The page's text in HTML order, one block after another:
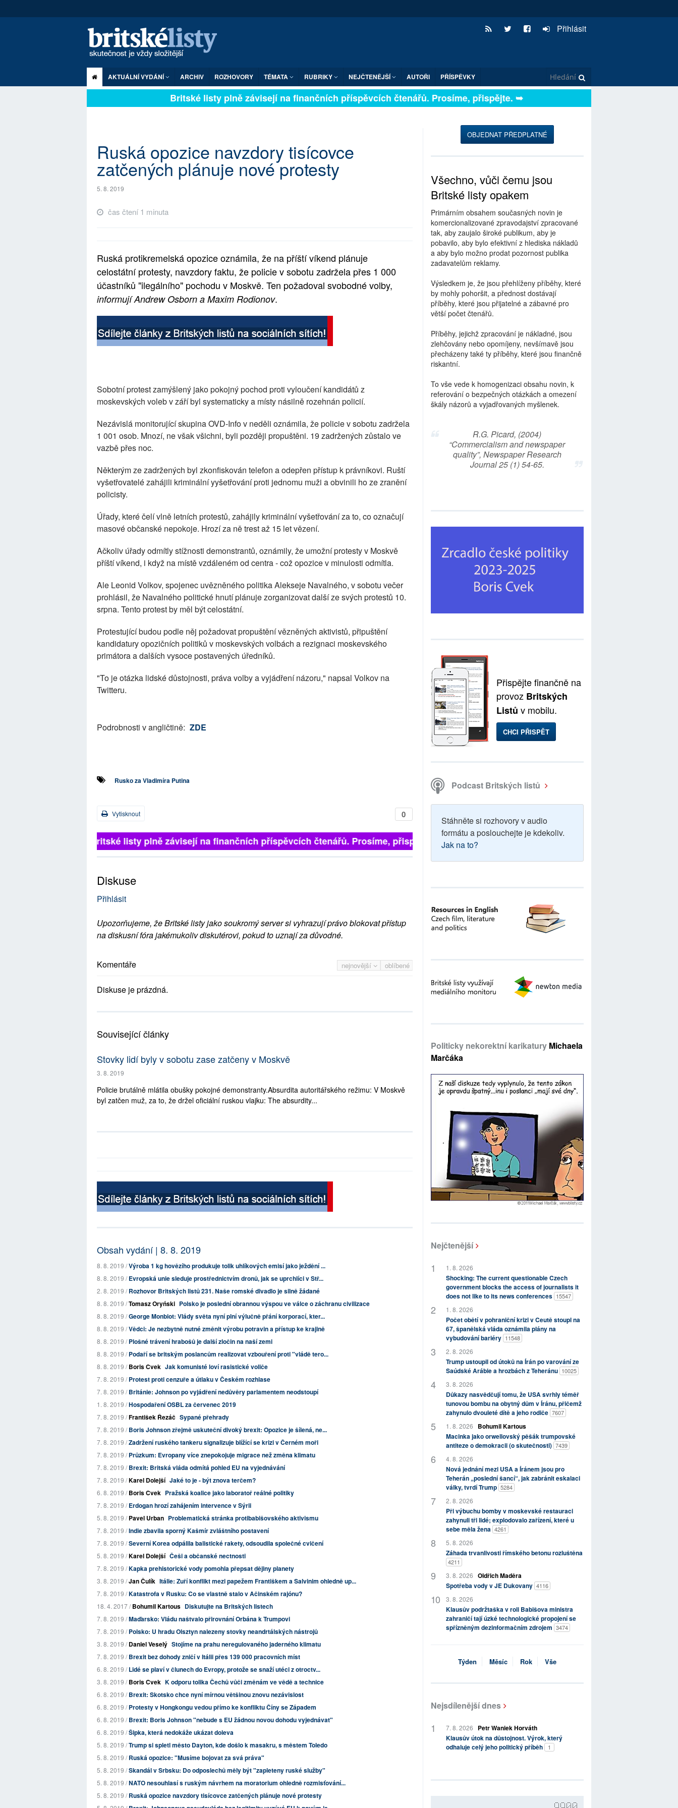
Přihlásit
AKTUÁLNÍ VYDÁNÍ ARCHIV ROZHOVORY TÉMATA RUBRIKY NEJČTENĚJŠÍ AUTOŘI PŘÍSPĚVKY
Britské listy plně závisejí na finančních příspěvcích čtenářů. Prosíme, přispějte. ➥
Ruská opozice navzdory tisícovce
zatčených plánuje nové protesty
5. 8. 2019
čas čtení 1 minuta
Ruská protikremelská opozice oznámila, že na příští víkend plánuje
celostátní protesty, navzdory faktu, že policie v sobotu zadržela přes 1 000
účastníků "ilegálního" pochodu v Moskvě. Ten požadoval svobodné volby,
informují Andrew Osborn a Maxim Rodionov.
Sobotní protest zamýšlený jako pokojný pochod proti vyloučení kandidátů z
moskevských voleb v září byl systematicky a místy násilně rozehnán policií.
Nezávislá monitorující skupina OVD-Info v neděli oznámila, že policie v sobotu zadržela
1 001 osob. Mnozí, ne však všichni, byli později propuštěni. 19 zadržených zůstalo ve
vazbě přes noc.
Některým ze zadržených byl zkonfiskován telefon a odepřen přístup k právníkovi. Ruští
vyšetřovatelé zahájili kriminální yyšetřování proti jednomu muži a obvinili ho ze zranění
policisty.
Úřady, které čelí vlně letních protestů, zahájily kriminální vyšetřování za to, co označují
masové občanské nepokoje. Hrozí za ně trest až 15 let vězení.
Ačkoliv úřady odmítly stížnosti demonstrantů, oznámily, že umožní protesty v Moskvě
příští víkend, i když na místě vzdáleném od centra - což opozice v minulosti odmítla.
Ale Leonid Volkov, spojenec uvězněného politika Alekseje Navalného, v sobotu večer
prohlásil, že Navalného politické hnutí plánuje zorganizovat další ze svých protestů 10.
srpna. Tento protest by měl být celostátní.
Protestující budou podle něj požadovat propuštění vězněných aktivistů, připuštění
kandidatury opozičních politiků v moskevských volbách a rezignaci moskevského
primátora a dalších vysoce postavených úředníků.
"To je otázka lidské důstojnosti, práva volby a vyjádření názoru," napsal Volkov na
Twitteru.
Podrobnosti v angličtině: ZDE
Rusko za Vladimíra Putina
0
Vytisknout
Britské listy plně závisejí na finančních příspěvcích čtenářů. Prosíme, přispějte. ➥
Diskuse
Přihlásit
Upozorňujeme, že Britské listy jako soukromý server si vyhrazují právo blokovat přístup
na diskusní fóra jakémukoliv diskutérovi, pokud to uznají za důvodné.
nejnovější oblíbené
Komentáře
Diskuse je prázdná.
Související články
Stovky lidí byly v sobotu zase zatčeny v Moskvě
3. 8. 2019
Policie brutálně mlátila obušky pokojné demonstranty.Absurdita autoritářského režimu: V Moskvě
byl zatčen muž, za to, že držel oficiální ruskou vlajku: The absurdity...
Obsah vydání | 8. 8. 2019
8. 8. 2019 /Výroba 1 kg hovězího produkuje tolik uhlíkových emisí jako ježdění ...
8. 8. 2019 /Evropská unie sleduje prostřednictvím dronů, jak se uprchlíci v Stř...
2. 8. 2019 /Rozhovor Britských listů 231. Naše romské divadlo je silně žádané
8. 8. 2019 /Tomasz Oryński Polsko je poslední obrannou výspou ve válce o záchranu civilizace
8. 8. 2019 /George Monbiot: Vlády světa nyní plní výlučně přání korporací, kter...
8. 8. 2019 /Vědci: Je nezbytně nutné změnit výrobu potravin a přístup ke krajině
8. 8. 2019 /Plošné trávení hrabošů je další zločin na naší zemi
8. 8. 2019 /Podaří se britským poslancům realizovat vzbouření proti "vládě tero...
8. 8. 2019 /Boris Cvek Jak komunisté loví rasistické voliče
7. 8. 2019 /Protest proti cenzuře a útlaku v Českém rozhlase
7. 8. 2019 /Británie: Johnson po vyjádření nedůvěry parlamentem neodstoupí
1. 8. 2019 /Hospodaření OSBL za červenec 2019
7. 8. 2019 /František Řezáč Sypané přehrady
7. 8. 2019 /Boris Johnson zřejmě uskuteční divoký brexit: Opozice je šílená, ne...
7. 8. 2019 /Zadržení ruského tankeru signalizuje blížící se krizi v Černém moři
7. 8. 2019 /Průzkum: Evropany více znepokojuje migrace než změna klimatu
7. 8. 2019 /Brexit: Britská vláda odmítá pohled EU na vyjednávání
7. 8. 2019 /Karel Dolejší Jaké to je - být znova terčem?
6. 8. 2019 /Boris Cvek Pražská koalice jako laboratoř reálné politiky
7. 8. 2019 /Erdogan hrozí zahájením intervence v Sýrii
5. 8. 2019 /Pavel Urban Problematická stránka protibabišovského aktivismu
7. 8. 2019 /Indie zbavila sporný Kašmír zvláštního postavení
7. 8. 2019 /Severní Korea odpálila balistické rakety, odsoudila společné cvičení
5. 8. 2019 /Karel Dolejší Češi a občanské nectnosti
7. 8. 2019 /Kapka prehistorické vody pomohla přepsat dějiny planety
3. 8. 2019 /Jan Čulík Itálie: Zuří konflikt mezi papežem Františkem a Salvinim ohledně up...
7. 8. 2019 /Katastrofa v Rusku: Co se vlastně stalo v Ačinském rajónu?
18. 4. 2017 /Bohumil Kartous Diskutujte na Britských listech
7. 8. 2019 /Maďarsko: Vládu naštvalo přirovnání Orbána k Trumpovi
7. 8. 2019 /Polsko: U hradu Olsztyn nalezeny stovky neandrtálských nástrojů
3. 8. 2019 /Daniel Veselý Stojíme na prahu neregulovaného jaderného klimatu
7. 8. 2019 /Brexit bez dohody zničí v Itálii přes 139 000 pracovních míst
6. 8. 2019 /Lidé se plaví v člunech do Evropy, protože se snaží utéci z otroctv...
3. 8. 2019 /Boris Cvek K odporu tolika Čechů vůči změnám ve vědě a technice
6. 8. 2019 /Brexit: Skotsko chce nyní mírnou většinou znovu nezávislost
6. 8. 2019 /Protesty v Hongkongu vedou přímo ke konfliktu Číny se Západem
6. 8. 2019 /Brexit: Boris Johnson "nebude s EU žádnou novou dohodu vyjednávat"
6. 8. 2019 /Šipka, která nedokáže ukázat doleva
5. 8. 2019 /Trump si spletl město Dayton, kde došlo k masakru, s městem Toledo
5. 8. 2019 /Ruská opozice: "Musíme bojovat za svá práva"
5. 8. 2019 /Skandál v Srbsku: Do odposlechů měly být "zapleteny ruské služby"
5. 8. 2019 /NATO nesouhlasí s ruským návrhem na moratorium ohledně rozmisťování...
5. 8. 2019 /Ruská opozice navzdory tisícovce zatčených plánuje nové protesty
OBJEDNAT PŘEDPLATNÉ
Všechno, vůči čemu jsou
Britské listy opakem
Primárním obsahem současných novin je
komercionalizované zpravodajství zpracované
tak, aby zaujalo široké publikum, aby je
pobavilo, aby bylo efektivní z hlediska nákladů
a aby bylo možno prodat pozornost publika
zadavatelům reklamy.
Výsledkem je, že jsou přehlíženy příběhy, které
by mohly pohoršit, a přednost dostávají
příběhy, které jsou přijatelné a zábavné pro
větší počet čtenářů.
Příběhy, jejichž zpracování je nákladné, jsou
zlehčovány nebo opomíjeny, nevšímavě jsou
přecházeny také ty příběhy, které jsou finančně
riskantní.
To vše vede k homogenizaci obsahu novin, k
referování o bezpečných otázkách a omezení
škály názorů a vyjadřovaných myšlenek.
R.G. Picard, (2004)
“Commercialism and newspaper
quality”, Newspaper Research
Journal 25 (1) 54-65.
Přispějte finančně na
provoz Britských
Listů v mobilu.
CHCI PŘISPĚT
Podcast Britských listů
Stáhněte si rozhovory v audio
formátu a poslouchejte je kdekoliv.
Jak na to?
Politicky nekorektní karikatury Michaela
Marčáka
Nejčtenější
1. 8. 2026
Shocking: The current questionable Czech
government blocks the access of journalists it
does not like to its news conferences 15547
1. 8. 2026
Počet obětí v pohraniční krizi v Ceutě stoupl na
67, španělská vláda oznámila plány na
vybudování bariéry 11548
2. 8. 2026
Trump ustoupil od útoků na Írán po varování ze
Saúdské Arábie a hrozbách z Teheránu 10025
3. 8. 2026
Důkazy nasvědčují tomu, že USA svrhly téměř
tunovou bombu na obytný dům v Íránu, přičemž
zahynulo dvouleté dítě a jeho rodiče 7607
1. 8. 2026
Bohumil Kartous
Macinka jako orwellovský pěšák trumpovské
antiteze o demokracii (o skutečnosti) 7439
4. 8. 2026
Nová jednání mezi USA a Íránem jsou pro
Teherán „poslední šancí“, jak zabránit eskalaci
války, tvrdí Trump 5284
2. 8. 2026
Při výbuchu bomby v moskevské restauraci
zahynuli tři lidé; explodovalo zařízení, které u
sebe měla žena 4261
5. 8. 2026
Záhada trvanlivosti římského betonu rozluštěna
4211
3. 8. 2026 Oldřich Maděra
Spotřeba vody v JE Dukovany 4116
3. 8. 2026
Klausův podržtaška v roli Babišova ministra
zahraničí tají úzké technologické propojení se
spřízněným dezinformačním zdrojem 3474
Týden Měsíc Rok Vše
Nejsdílenější dnes
7. 8. 2026
Petr Waniek Horváth
Klausův útok na důstojnost. Výrok, který
odhaluje celý jeho politický příběh
1